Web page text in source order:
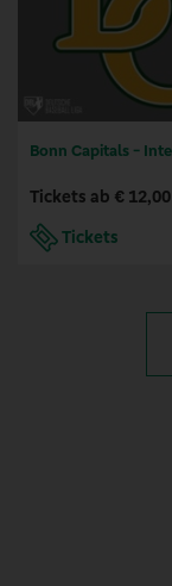
Tickets ab € 12,00
Tickets